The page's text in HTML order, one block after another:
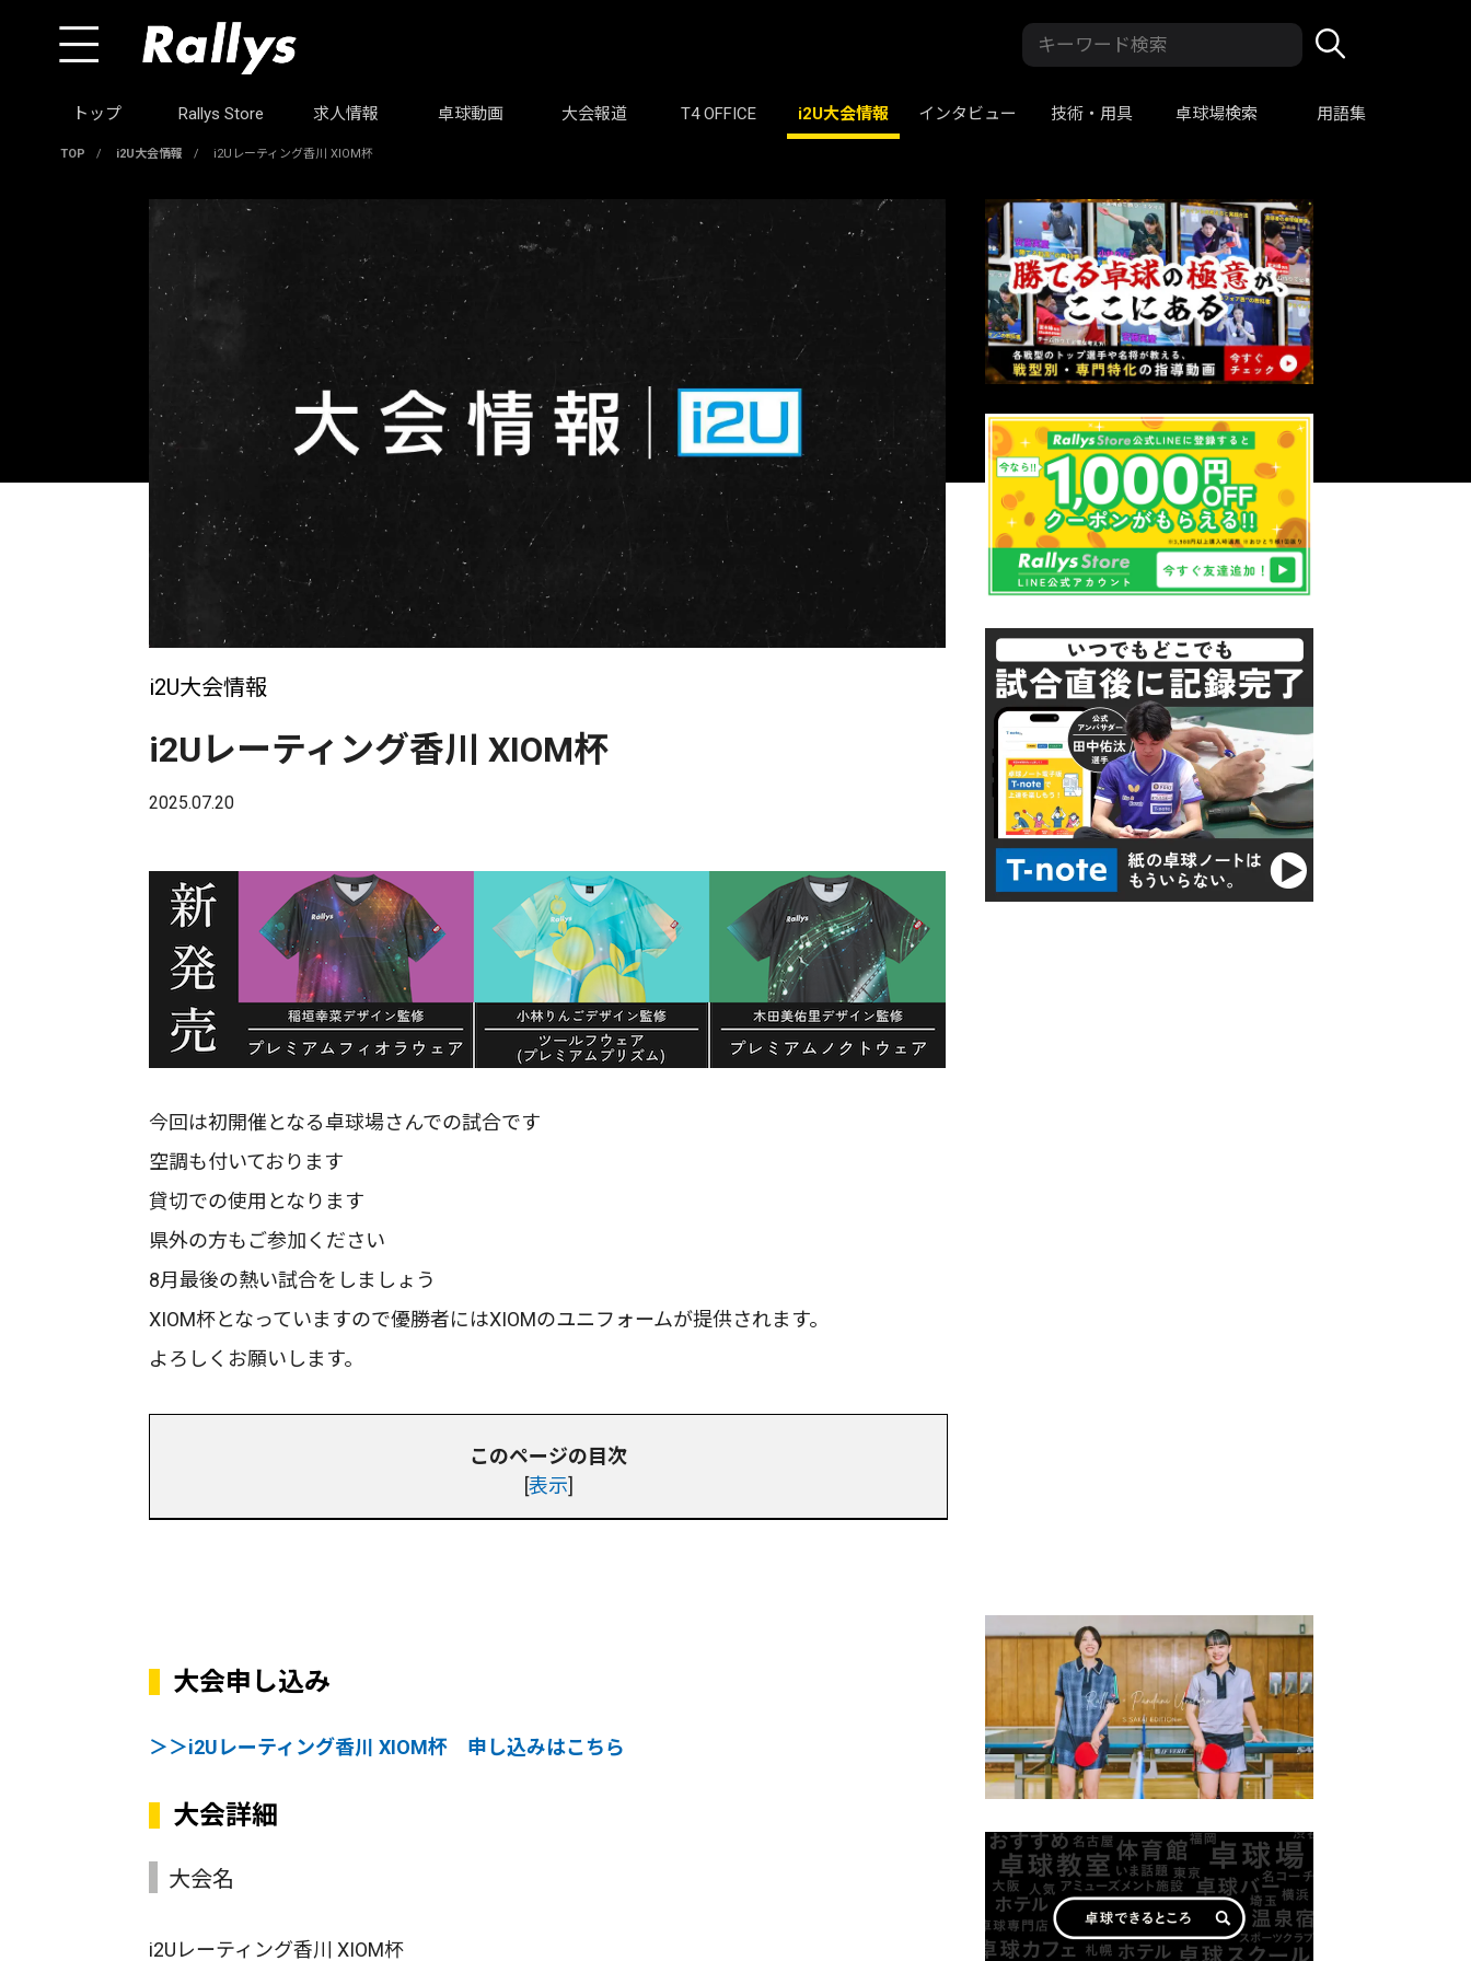
トップ Rallys Store 求人情報 卓球動画 大会報道 T4 OFFICE i2U大会情報 インタビュー 技術・用具 卓球場検索 用語集
TOP / i2U大会情報 / i2Uレーティング香川 XIOM杯
i2U大会情報
i2Uレーティング香川 XIOM杯
2025.07.20
今回は初開催となる卓球場さんでの試合です
空調も付いております
貸切での使用となります
県外の方もご参加ください
8月最後の熱い試合をしましょう
XIOM杯となっていますので優勝者にはXIOMのユニフォームが提供されます。
よろしくお願いします。
このページの目次
[表示]
大会申し込み
＞＞i2Uレーティング香川 XIOM杯 申し込みはこちら
大会詳細
大会名
i2Uレーティング香川 XIOM杯